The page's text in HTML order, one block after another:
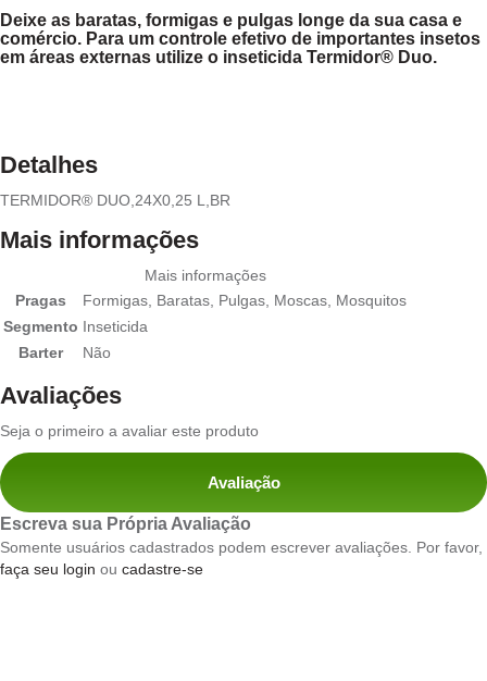
imagens
Deixe as baratas, formigas e pulgas longe da sua casa e
comércio. Para um controle efetivo de importantes insetos
em áreas externas utilize o inseticida Termidor® Duo.
Detalhes
TERMIDOR® DUO,24X0,25 L,BR
Mais informações
Mais informações
Pragas
Formigas, Baratas, Pulgas, Moscas, Mosquitos
Segmento Inseticida
Barter
Não
Avaliações
Seja o primeiro a avaliar este produto
Avaliação
Escreva sua Própria Avaliação
Somente usuários cadastrados podem escrever avaliações. Por favor,
faça seu login ou cadastre-se